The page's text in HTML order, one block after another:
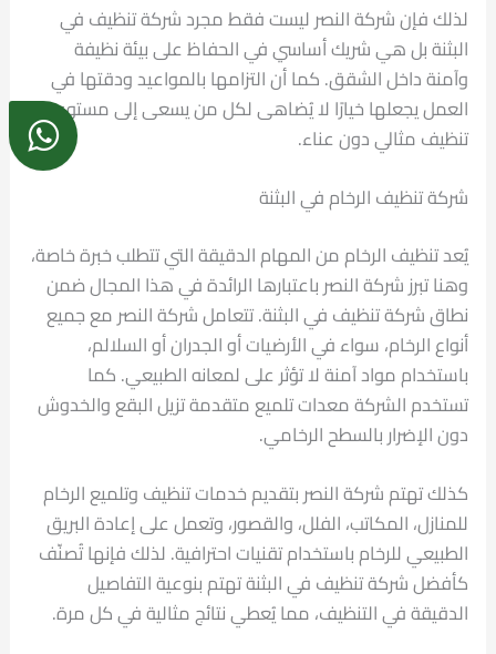
لذلك فإن شركة النصر ليست فقط مجرد شركة تنظيف في
البثنة بل هي شريك أساسي في الحفاظ على بيئة نظيفة
وآمنة داخل الشقق. كما أن التزامها بالمواعيد ودقتها في
العمل يجعلها خيارًا لا يُضاهى لكل من يسعى إلى مستوى
تنظيف مثالي دون عناء.
شركة تنظيف الرخام في البثنة
يُعد تنظيف الرخام من المهام الدقيقة التي تتطلب خبرة خاصة،
وهنا تبرز شركة النصر باعتبارها الرائدة في هذا المجال ضمن
نطاق شركة تنظيف في البثنة. تتعامل شركة النصر مع جميع
أنواع الرخام، سواء في الأرضيات أو الجدران أو السلالم،
باستخدام مواد آمنة لا تؤثر على لمعانه الطبيعي. كما
تستخدم الشركة معدات تلميع متقدمة تزيل البقع والخدوش
دون الإضرار بالسطح الرخامي.
كذلك تهتم شركة النصر بتقديم خدمات تنظيف وتلميع الرخام
للمنازل، المكاتب، الفلل، والقصور، وتعمل على إعادة البريق
الطبيعي للرخام باستخدام تقنيات احترافية. لذلك فإنها تُصنّف
كأفضل شركة تنظيف في البثنة تهتم بنوعية التفاصيل
الدقيقة في التنظيف، مما يُعطي نتائج مثالية في كل مرة.